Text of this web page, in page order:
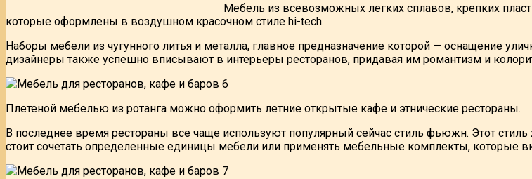
Мебель из всевозможных легких сплавов, крепких
которые оформлены в воздушном красочном стиле hi-tech.
Наборы мебели из чугунного литья и металла, главное предназначение которой — оснащение
дизайнеры также успешно вписывают в интерьеры ресторанов, придавая им романтизм и
Плетеной мебелью из ротанга можно оформить летние открытые кафе и этнические рестораны.
В последнее время рестораны все чаще используют популярный сейчас стиль фьюжн. Этот
стоит сочетать определенные единицы мебели или применять мебельные комплекты, которые